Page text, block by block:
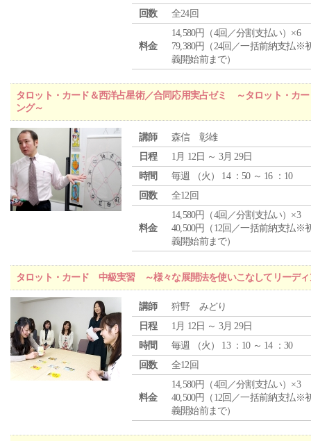
回数
全24回
料金
14,580円（4回／分割支払い）×6
79,380円（24回／一括前納支払※
義開始前まで）
タロット・カード＆西洋占星術／合同応用実占ゼミ ～タロット・カ
ング～
講師
森信 彰雄
日程
1月 12日 ～ 3月 29日
時間
毎週 （火 ） 14 ：50 ～ 16 ：10
回数
全12回
料金
14,580円（4回／分割支払い）×3
40,500円（12回／一括前納支払※
義開始前まで）
タロット・カード 中級実習 ～様々な展開法を使いこなしてリーディ
講師
狩野 みどり
日程
1月 12日 ～ 3月 29日
時間
毎週 （火 ） 13 ：10 ～ 14 ：30
回数
全12回
料金
14,580円（4回／分割支払い）×3
40,500円（12回／一括前納支払※
義開始前まで）